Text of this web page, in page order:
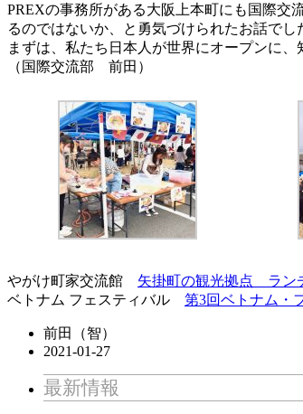
PREXの事務所がある大阪上本町にも国際交
るのではないか、と勇気づけられたお話でし
まずは、私たち日本人が世界にオープンに
（国際交流部 前田）
やがけ町家交流館 矢掛町の観光拠点 ラン
ベトナム フェスティバル 第3回ベトナム・
前田（智）
2021-01-27
最新情報